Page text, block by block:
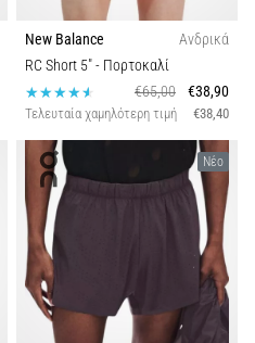
New Balance
Ανδρικά
RC Short 5"- Πορτοκαλί
€65,00
€38,90
Τελευταία χαμηλότερη τιμή €38,40
Νέο